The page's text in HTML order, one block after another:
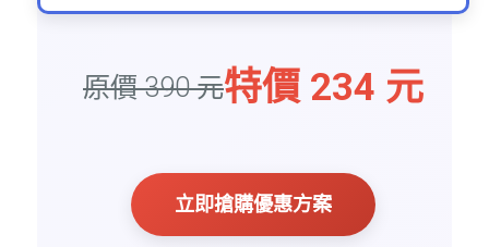
原價 390 元特價 234 元
立即搶購優惠方案